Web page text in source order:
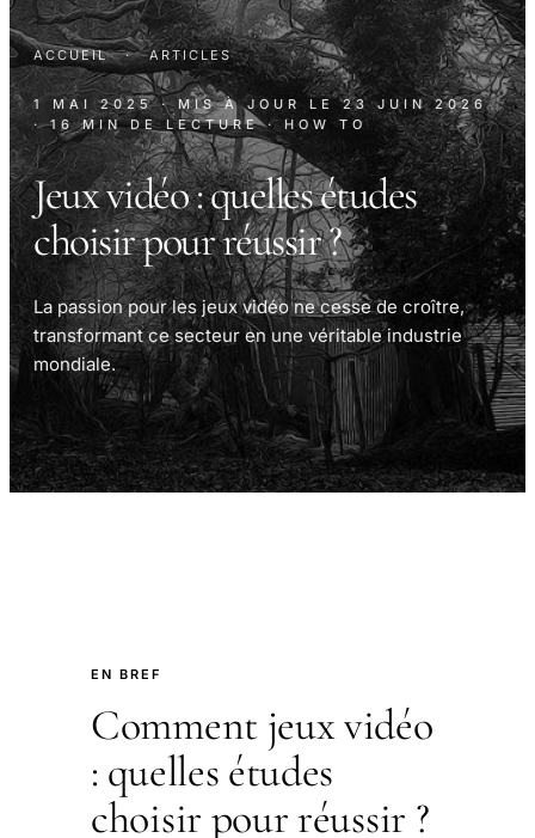
ACCUEIL · ARTICLES
1 MAI 2025 · MIS À JOUR LE23 JUIN 2026
· 16 MIN DE LECTURE · HOW TO
Jeux vidéo : quelles études
choisir pour réussir ?
La passion pour les jeux vidéo ne cesse de croître,
transformant ce secteur en une véritable industrie
mondiale.
EN BREF
Comment jeux vidéo
: quelles études
choisir pour réussir ?